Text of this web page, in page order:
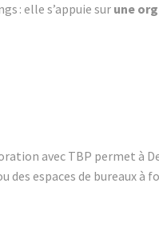
: elle s’appuie surune
avec TBP permet à
espaces de bureaux à